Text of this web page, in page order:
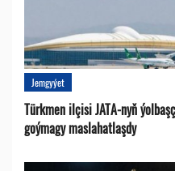
Jemgyýet
Türkmen ilçisi JATA-nyň
goýmagy maslahatlaşdy